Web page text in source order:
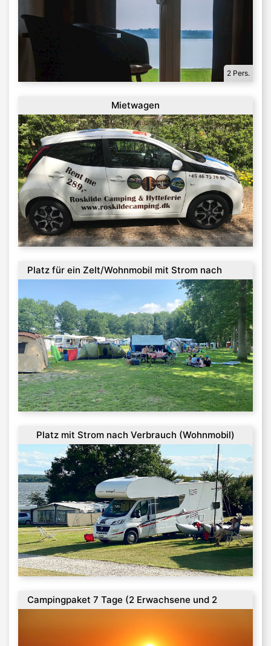
2 Pers.
Mietwagen
Platz für ein Zelt/Wohnmobil mit Strom nach
Verbrauch
Platz mit Strom nach Verbrauch (Wohnmobil)
Campingpaket 7 Tage (2 Erwachsene und 2